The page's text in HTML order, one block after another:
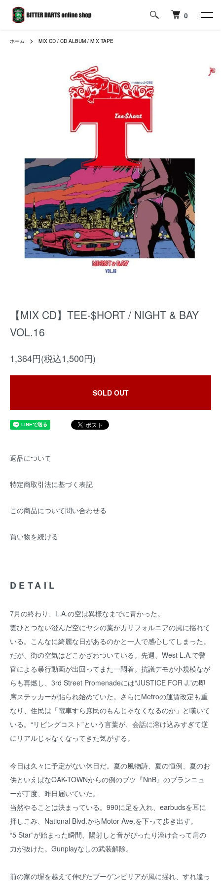
0
ホーム MIX CD / CD ALBUM / MIX TAPE
【MIX CD】TEE-$HORT / NIGHT & BAY
VOL.16
1,364円(税込1,500円)
SOLD OUT
返品について
特定商取引法に基づく表記
この商品について問い合わせる
買い物を続ける
DETAIL
7月の終わり、L.A.の空は異様なまでに青かった。
雲ひとつない澄んだ空にヤシの葉がカリフォルニアの風に揺れて
いる。こんなに綺麗な日があるのかと一人で感心してしまった。
だが、街の空気はどこかざわついている。先週、West L.A.で警
官による暴行動画が出回ってまた一悶着。抗議デモが小規模なが
らも再燃し、3rd Street Promenadeには“JUSTICE FOR J.”の即
席ステッカーが貼られ始めていた。さらにMetroの運賃改定も重
なり、住民は「電車すら庶民のもんじゃなくなるのか」と嘆いて
いる。“リビングコスト”という言葉が、会話に溶け込みすぎて逆
にリアルじゃなくなってきた気がする。
今日は久々に予定がない休日だ。夏の風物詩、夏の恒例、夏のお
供といえばなOAK-TOWNからの例のブツ『NnB』のブランニュ
ーが丁度、昨日届いていた。
当然やることは決まっている。990に足を入れ、earbudsを耳に
押しこみ、National Blvd.からMotor Ave.を下って歩き出す。
“5 Star”が始まった瞬間、陽射しと音がぴったり溶け合って肩の
力が抜けた。Gunplayなしの武装解除。
前の家の塀を越えて伸びたブーゲンビリアが風に揺れ、すれ違っ